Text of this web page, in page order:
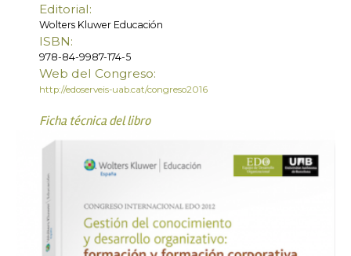
Editorial:
Wolters Kluwer Educación
ISBN:
978-84-9987-174-5
Web del Congreso:
http://edoserveis-uab.cat/congreso2016
Ficha técnica del libro